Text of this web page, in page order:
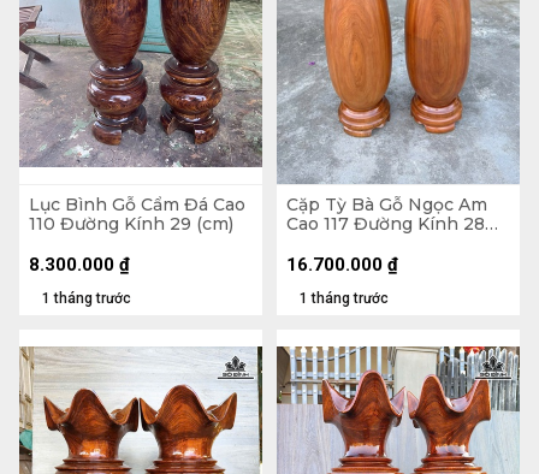
Lục Bình Gỗ Cẩm Đá Cao
110 Đường Kính 29 (cm)
1 tháng trước
8.300.000 ₫
Cặp Tỳ Bà Gỗ Ngọc Am
Cao 117 Đường Kính 28
1 tháng trước
16.700.000 ₫